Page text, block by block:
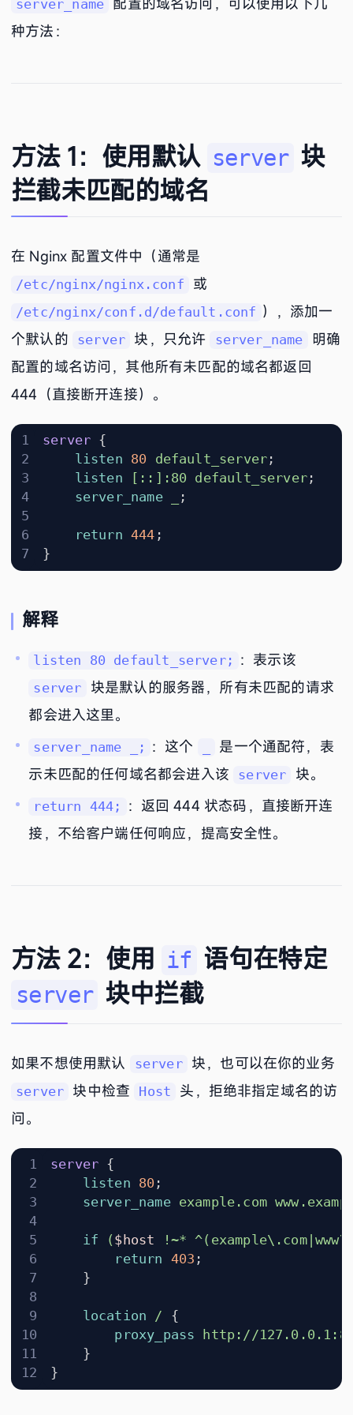
server_name
种方法：
方法 1：使用默认 server 块
拦截未匹配的域名
在 Nginx 配置文件中（通常是
/etc/nginx/nginx.conf 或
/etc/nginx/conf.d/default.conf ），添加一
个默认的
server 块，只允许 server_name
明确
配置的域名访问，其他所有未匹配的域名都返回
444（直接断开连接）。
server {
listen
80 default_server ;
listen
[::]:80 default_server ;
server_name
;
return 444 ;
}
解释
listen 80 default_server; ：表示该
server
块是默认的服务器，所有未匹配的请求
都会进入这里。
server_name _; ：这个
是一个通配符，表
示未匹配的任何域名都会进入该
server 块。
return 444;
：返回 444 状态码，直接断开连
接，不给客户端任何响应，提高安全性。
方法 2：使用 if 语句在特定
server 块中拦截
如果不想使用默认 server 块，也可以在你的业务
server 块中检查 Host
头，拒绝非指定域名的访
问。
server {
listen
80 ;
server_name example.com
if ( $host !~*
return
403 ;
}
location /
{
proxy_pass
http://
}
}